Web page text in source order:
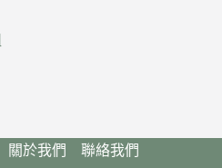
關於我們 聯絡我們